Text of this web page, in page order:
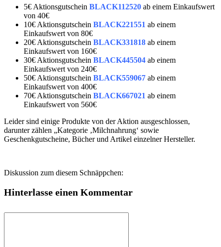
5€ Aktionsgutschein BLACK112520 ab einem Einkaufswert
von 40€
10€ Aktionsgutschein BLACK221551 ab einem
Einkaufswert von 80€
20€ Aktionsgutschein BLACK331818 ab einem
Einkaufswert von 160€
30€ Aktionsgutschein BLACK445504 ab einem
Einkaufswert von 240€
50€ Aktionsgutschein BLACK559067 ab einem
Einkaufswert von 400€
70€ Aktionsgutschein BLACK667021 ab einem
Einkaufswert von 560€
Leider sind einige Produkte von der Aktion ausgeschlossen,
darunter zählen „Kategorie ‚Milchnahrung‘ sowie
Geschenkgutscheine, Bücher und Artikel einzelner Hersteller.
Diskussion zum diesem Schnäppchen:
Hinterlasse einen Kommentar